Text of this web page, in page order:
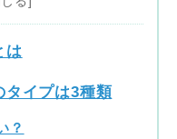
は
タイプは3種類
？